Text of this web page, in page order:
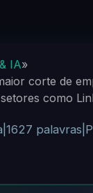
IA»
corte de
como
1627 palavras